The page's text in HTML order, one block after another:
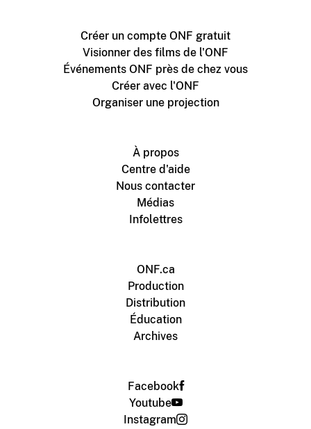
Créer un compte ONF gratuit
Visionner des films de l'ONF
Événements ONF près de chez vous
Créer avec l'ONF
Organiser une projection
À propos
Centre d'aide
Nous contacter
Médias
Infolettres
ONF.ca
Production
Distribution
Éducation
Archives
Facebook
Youtube
Instagram